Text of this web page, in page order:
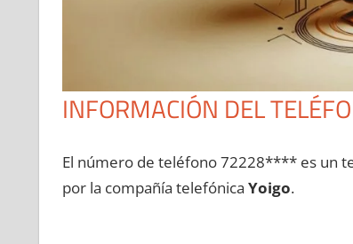
INFORMACIÓN DEL
El número dе teléfono 72228**** es un
pοr la compañía telefónica Yoigo.